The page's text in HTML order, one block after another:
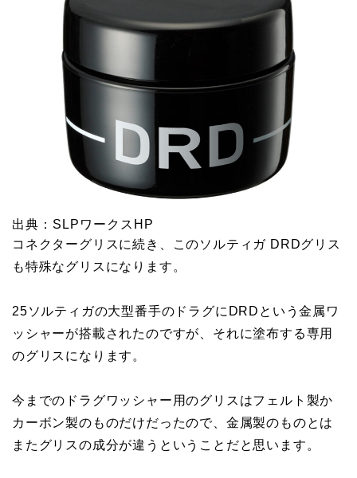
出典：SLPワークスHP
コネクターグリスに続き、このソルティガ DRDグリス
も特殊なグリスになります。
25ソルティガの大型番手のドラグにDRDという金属ワ
ッシャーが搭載されたのですが、それに塗布する専用
のグリスになります。
今までのドラグワッシャー用のグリスはフェルト製か
カーボン製のものだけだったので、金属製のものとは
またグリスの成分が違うということだと思います。